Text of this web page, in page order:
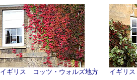
イギリス コッツ・ウォルズ地方 イギリ